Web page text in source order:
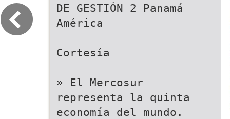
DE GESTIÓN 2 Panamá
América
Cortesía
» El Mercosur
representa la quinta
economía del mundo.